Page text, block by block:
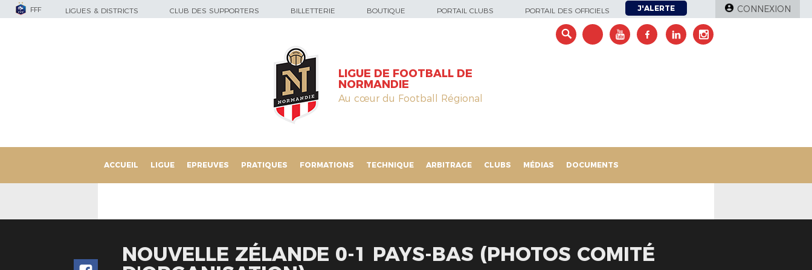
FFF LIGUES & DISTRICTS CLUB DES SUPPORTERS BILLETTERIE BOUTIQUE PORTAIL CLUBS PORTAIL DES OFFICIELS J'ALERTE CONNEXION
LIGUE DE FOOTBALL DE
NORMANDIE
Au cœur du Football Régional
ACCUEIL LIGUE EPREUVES PRATIQUES FORMATIONS TECHNIQUE ARBITRAGE CLUBS MÉDIAS DOCUMENTS
NOUVELLE ZÉLANDE 0-1 PAYS-BAS (PHOTOS COMITÉ